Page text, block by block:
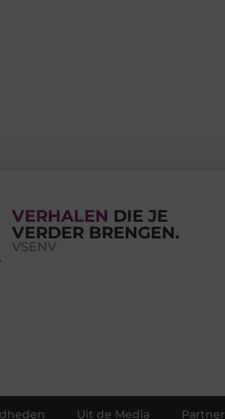
VERHALEN DIE JE
VERDER BRENGEN.
VSENV
Uit de Media